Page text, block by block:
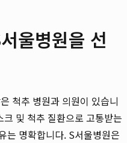
울병원을 선
척추 병원과 의원이 있습니
크 및 척추 질환으로 고통받는
는 명확합니다. S서울병원은